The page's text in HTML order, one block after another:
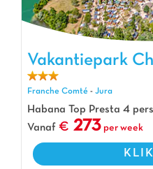
Vakantiepark Chancia,
Vakantiepark
Franche Comté - Jura
Habana Top Presta 4
Vanaf
273 per week